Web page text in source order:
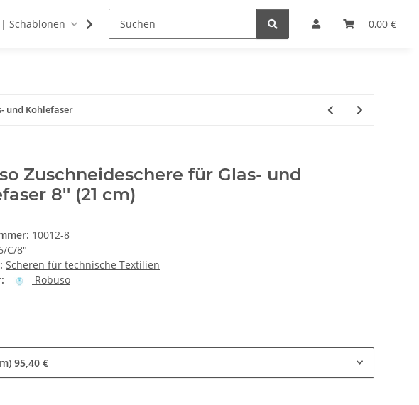
0,00 €
Schablonen Lupen Sonstiges SALE %
und Kohlefaser
Zuschneideschere für Glas- und
8'' (21 cm)
10012-8
C/8"
Scheren für technische Textilien
Robuso
95,40 €